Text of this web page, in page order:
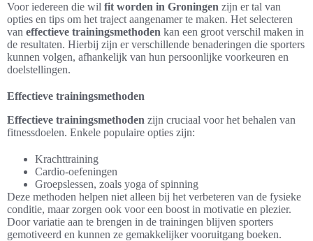
Voor iedereen die wil fit worden in Groningen zijn er tal van
opties en tips om het traject aangenamer te maken. Het selecteren
van effectieve trainingsmethoden kan een groot verschil maken in
de resultaten. Hierbij zijn er verschillende benaderingen die sporters
kunnen volgen, afhankelijk van hun persoonlijke voorkeuren en
doelstellingen.
Effectieve trainingsmethoden
Effectieve trainingsmethoden zijn cruciaal voor het behalen van
fitnessdoelen. Enkele populaire opties zijn:
Krachttraining
Cardio-oefeningen
Groepslessen, zoals yoga of spinning
Deze methoden helpen niet alleen bij het verbeteren van de fysieke
conditie, maar zorgen ook voor een boost in motivatie en plezier.
Door variatie aan te brengen in de trainingen blijven sporters
gemotiveerd en kunnen ze gemakkelijker vooruitgang boeken.